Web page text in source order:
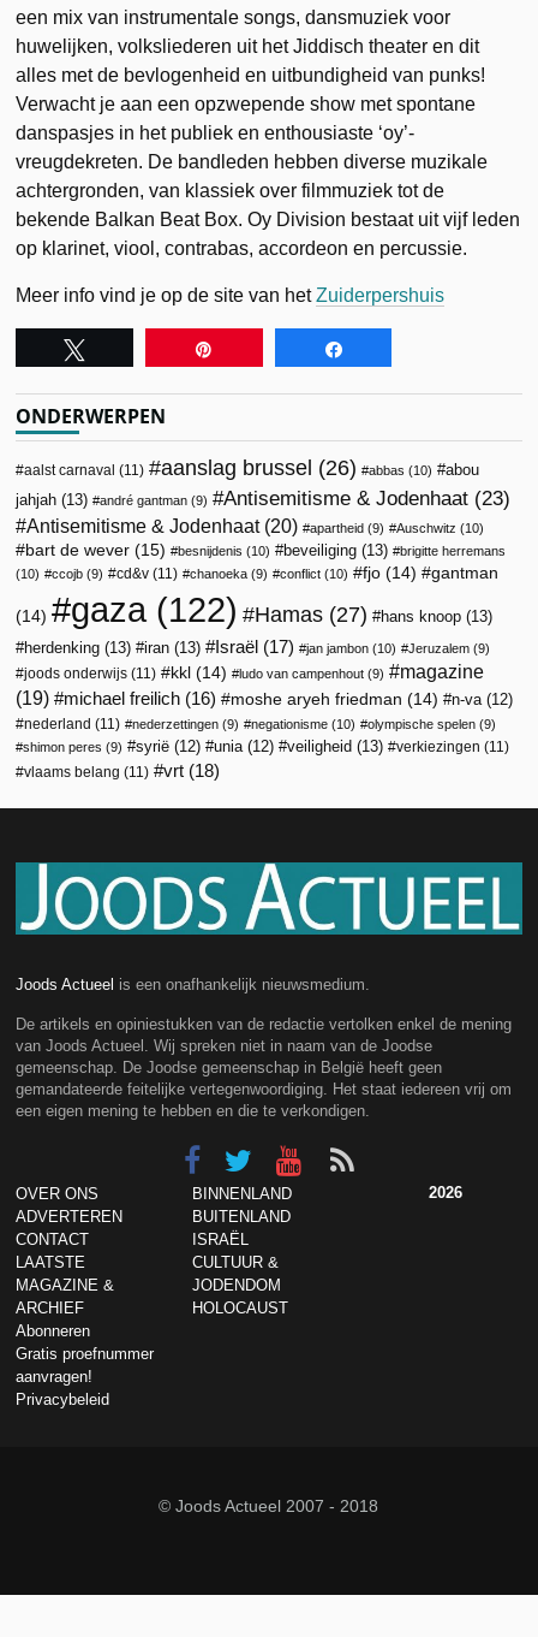
een mix van instrumentale songs, dansmuziek voor
huwelijken, volksliederen uit het Jiddisch theater en dit
alles met de bevlogenheid en uitbundigheid van punks!
Verwacht je aan een opzwepende show met spontane
danspasjes in het publiek en enthousiaste ‘oy’-
vreugdekreten. De bandleden hebben diverse muzikale
achtergronden, van klassiek over filmmuziek tot de
bekende Balkan Beat Box. Oy Division bestaat uit vijf leden
op klarinet, viool, contrabas, accordeon en percussie.
Meer info vind je op de site van hetZuiderpershuis
ONDERWERPEN
aalst carnaval (11) aanslag brussel (26) abbas (10)
abou
jahjah (13) andré gantman (9) Antisemitisme & Jodenhaat (23)
Antisemitisme & Jodenhaat(20) apartheid (9) Auschwitz (10)
bart de wever (15) besnijdenis (10) beveiliging (13)
brigitte herremans
(10)
ccojb (9) cd&v (11) chanoeka (9) conflict (10) fjo (14) gantman
(14) gaza (122) Hamas (27) hans knoop (13)
herdenking (13) iran (13) Israël (17) jan jambon (10) Jeruzalem (9)
joods onderwijs (11) kkl (14) ludo van campenhout (9)
magazine
(19)
michael freilich (16) moshe aryeh friedman (14) n-va (12)
nederland (11) nederzettingen (9) negationisme (10) olympische spelen (9)
shimon peres (9) syrië (12) unia (12) veiligheid (13) verkiezingen (11)
vlaams belang (11) vrt (18)
Joods Actueel is een onafhankelijk nieuwsmedium.
De artikels en opiniestukken van de redactie vertolken enkel de mening
van Joods Actueel. Wij spreken niet in naam van de Joodse
gemeenschap. De Joodse gemeenschap in België heeft geen
gemandateerde feitelijke vertegenwoordiging. Het staat iedereen vrij om
een eigen mening te hebben en die te verkondigen.
OVER ONS
ADVERTEREN
CONTACT
LAATSTE
MAGAZINE &
ARCHIEF
Abonneren
Gratis proefnummer
aanvragen!
Privacybeleid
BINNENLAND
BUITENLAND
ISRAËL
CULTUUR &
JODENDOM
HOLOCAUST
2026
© Joods Actueel 2007 - 2018